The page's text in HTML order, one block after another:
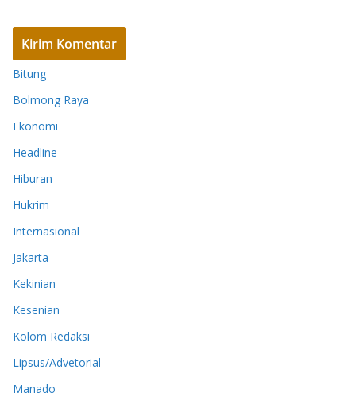
Bitung
Bolmong Raya
Ekonomi
Headline
Hiburan
Hukrim
Internasional
Jakarta
Kekinian
Kesenian
Kolom Redaksi
Lipsus/Advetorial
Manado